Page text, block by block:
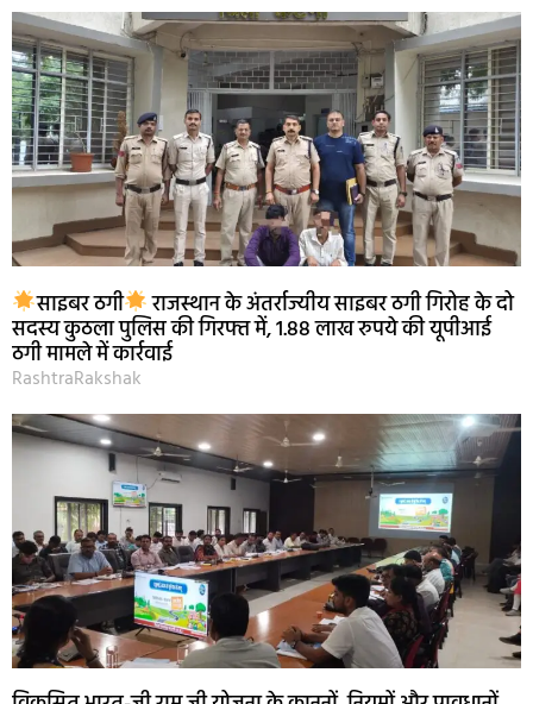
साइबर ठगी राजस्थान के अंतर्राज्यीय साइबर ठगी गिरोह के दो
सदस्य कुठला पुलिस की गिरफ्त में, 1.88 लाख रुपये की यूपीआई
ठगी मामले में कार्रवाई
RashtraRakshak